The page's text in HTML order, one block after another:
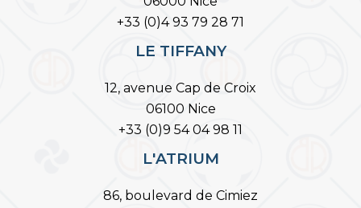
+33 (0)4 93 79 28 71
LE TIFFANY
12, avenue Cap de Croix
06100 Nice
+33 (0)9 54 04 98 11
L'ATRIUM
86, boulevard de Cimiez